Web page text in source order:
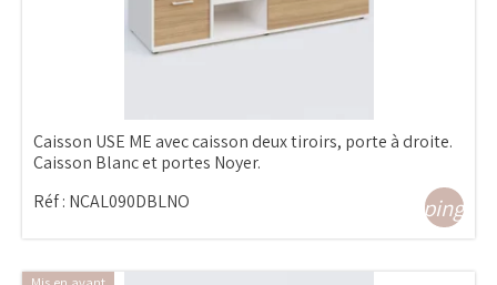
Caisson USE ME avec caisson deux tiroirs, porte à droite.
Caisson Blanc et portes Noyer.
Réf : NCAL090DBLNO